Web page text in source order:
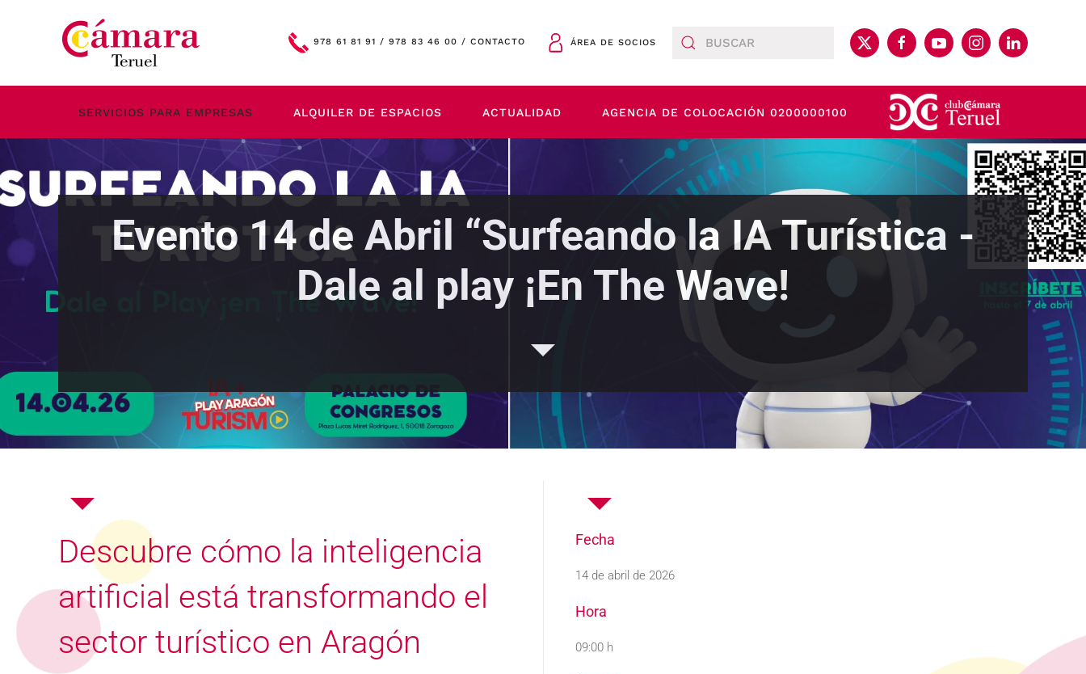
Skip to main content 978 61 81 91 / 978 83 46 00 / CONTACTO ÁREA DE SOCIOS
SERVICIOS PARA EMPRESAS ALQUILER DE ESPACIOS ACTUALIDAD AGENCIA DE COLOCACIÓN 0200000100
Evento 14 de Abril “Surfeando la IA Turística -
Dale al play ¡En The Wave!
Descubre cómo la inteligencia
artificial está transformando el
sector turístico en Aragón
Fecha
14 de abril de 2026
Hora
09:00 h